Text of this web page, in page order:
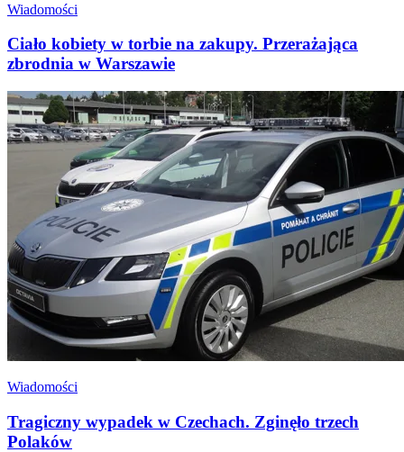
Wiadomości
Ciało kobiety w torbie na zakupy. Przerażająca
zbrodnia w Warszawie
Wiadomości
Tragiczny wypadek w Czechach. Zginęło trzech
Polaków